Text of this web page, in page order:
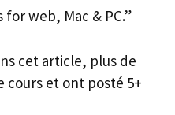
web, Mac & PC.”
cet article, plus de
cours et ont posté 5+